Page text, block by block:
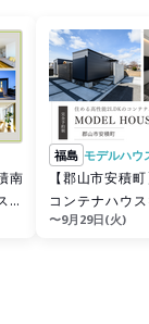
南
見
福島 モデルハウ
【郡山市安積
コンテナハウ
屋見学会
〜9月29日(火)